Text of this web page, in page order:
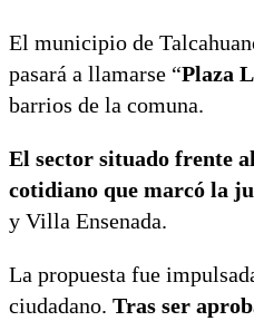
El municipio de
pasará a llamarse “Plaza
barrios de la comuna.
El sector situado frente
cotidiano que marcó la
y Villa Ensenada.
La propuesta fue
ciudadano. Tras ser